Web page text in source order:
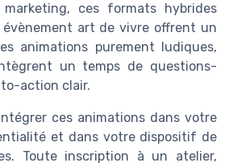
ces formats hybrides
art de vivre offrent un
animations purement ludiques,
un temps de questions-
action clair.
ces animations dans votre
et dans votre dispositif de
Toute inscription à un atelier,